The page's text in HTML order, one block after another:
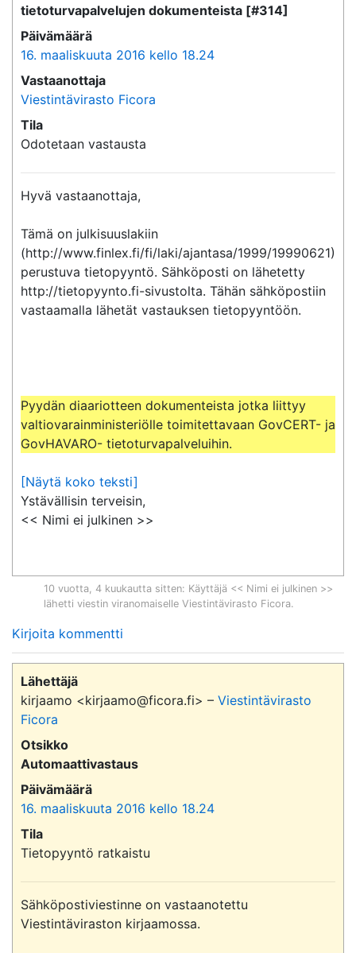
tietoturvapalvelujen dokumenteista [#314]
Päivämäärä
16. maaliskuuta 2016 kello 18.24
Vastaanottaja
Viestintävirasto Ficora
Tila
Odotetaan vastausta
Hyvä vastaanottaja,
Tämä on julkisuuslakiin
(http://www.finlex.fi/fi/laki/ajantasa/1999/19990621)
perustuva tietopyyntö. Sähköposti on lähetetty
http://tietopyynto.fi-sivustolta. Tähän sähköpostiin
vastaamalla lähetät vastauksen tietopyyntöön.
Pyydän diaariotteen dokumenteista jotka liittyy
valtiovarainministeriölle toimitettavaan GovCERT- ja
GovHAVARO- tietoturvapalveluihin.
[Näytä koko teksti]
Ystävällisin terveisin,
<< Nimi ei julkinen >>
10 vuotta, 4 kuukautta sitten: Käyttäjä << Nimi ei julkinen >>
lähetti viestin viranomaiselle Viestintävirasto Ficora.
Kirjoita kommentti
Lähettäjä
kirjaamo <kirjaamo@ficora.fi> – Viestintävirasto
Ficora
Otsikko
Automaattivastaus
Päivämäärä
16. maaliskuuta 2016 kello 18.24
Tila
Tietopyyntö ratkaistu
Sähköpostiviestinne on vastaanotettu
Viestintäviraston kirjaamossa.